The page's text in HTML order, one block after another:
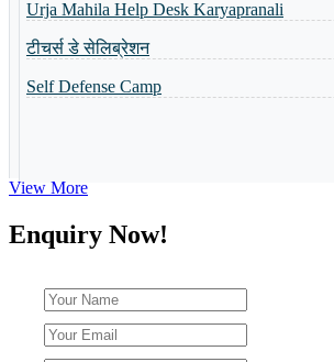
Admission Open-2023
Summer Camp-2023
Self Defense Camp
View More
Enquiry Now!